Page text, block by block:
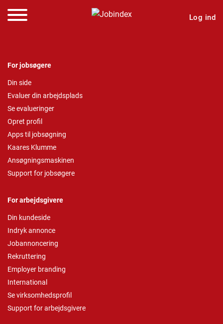
Log ind
For jobsøgere
Din side
Evaluer din arbejdsplads
Se evalueringer
Opret profil
Apps til jobsøgning
Kaares Klumme
Ansøgningsmaskinen
Support for jobsøgere
For arbejdsgivere
Din kundeside
Indryk annonce
Jobannoncering
Rekruttering
Employer branding
International
Se virksomhedsprofil
Support for arbejdsgivere